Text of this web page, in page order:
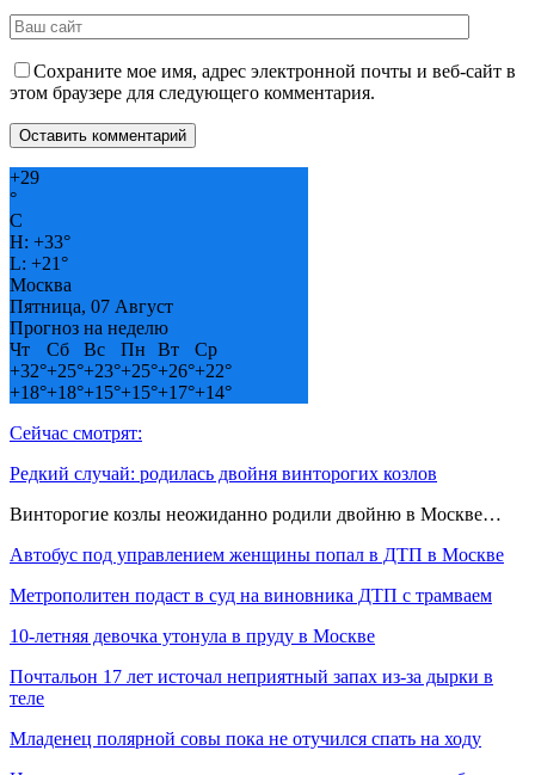
Сохраните мое имя, адрес электронной почты и веб-сайт в
этом браузере для следующего комментария.
+29
°
C
H: +33°
L: +21°
Москва
Пятница, 07 Август
Прогноз на неделю
Чт
Сб Вс Пн Вт
Ср
+32°+25°+23°+25°+26°+22°
+18°+18°+15°+15°+17°+14°
Сейчас смотрят:
Редкий случай: родилась двойня винторогих козлов
Винторогие козлы неожиданно родили двойню в Москве…
Автобус под управлением женщины попал в ДТП в Москве
Метрополитен подаст в суд на виновника ДТП с трамваем
10-летняя девочка утонула в пруду в Москве
Почтальон 17 лет источал неприятный запах из-за дырки в
теле
Младенец полярной совы пока не отучился спать на ходу